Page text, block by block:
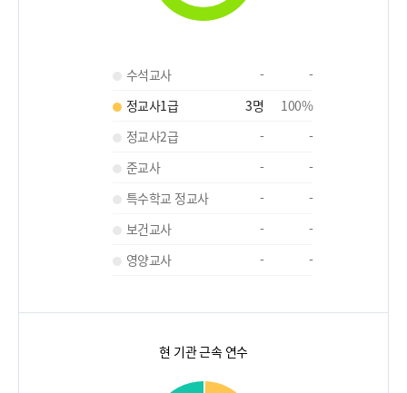
수석교사 -
-
정교사1급
3명 100%
정교사2급
-
-
준교사
-
-
특수학교 정교사
-
-
보건교사
-
-
영양교사
- -
현 기관 근속 연수